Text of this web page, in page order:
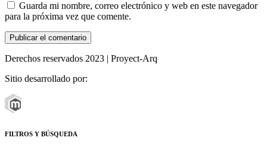
Guarda mi nombre, correo electrónico y web en este navegador
para la próxima vez que comente.
Derechos reservados 2023 | Proyect-Arq
Sitio desarrollado por:
FILTROS Y BÚSQUEDA